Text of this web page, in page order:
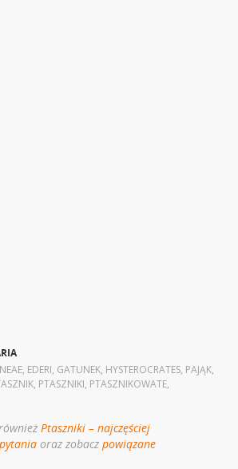
, EDERI, GATUNEK, HYSTEROCRATES, PAJĄK,
, PTASZNIKI, PTASZNIKOWATE,
Ptaszniki – najczęściej
oraz zobaczpowiązane